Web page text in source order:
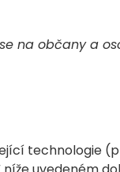
na občany a
technologie